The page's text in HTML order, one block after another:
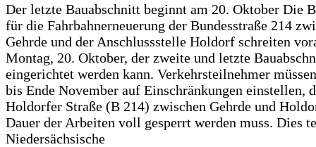
Der letzte Bauabschnitt beginnt am 20. Oktober Die
für die Fahrbahnerneuerung der Bundesstraße 214
Gehrde und der Anschlussstelle Holdorf schreiten
Montag, 20. Oktober, der zweite und letzte
eingerichtet werden kann. Verkehrsteilnehmer
bis Ende November auf Einschränkungen einstellen,
Holdorfer Straße (B 214) zwischen Gehrde und
Dauer der Arbeiten voll gesperrt werden muss. Dies
Niedersächsische